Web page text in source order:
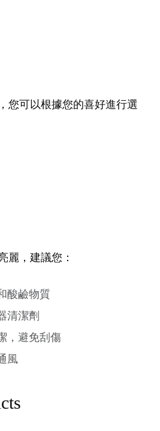
您可以根據您的喜好進行選
麗，建議您：
酸鹼物質
清潔劑
，避免刮傷
風